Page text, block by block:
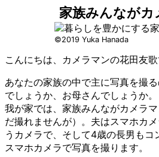
家族みんながカ
©2019 Yuka Hanada
こんにちは、カメラマンの花田友歌
あなたの家族の中で主に写真を撮
でしょうか、お母さんでしょうか
我が家では、家族みんながカメラ
だ撮れませんが）。夫はスマホカ
うカメラで、そして4歳の長男も
スマホカメラで写真を撮ります。